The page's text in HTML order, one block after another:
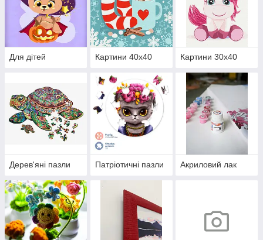
Для дітей Картини 40x40 Картини 30х40
Дерев'яні пазли Патріотичні пазли Акриловий лак